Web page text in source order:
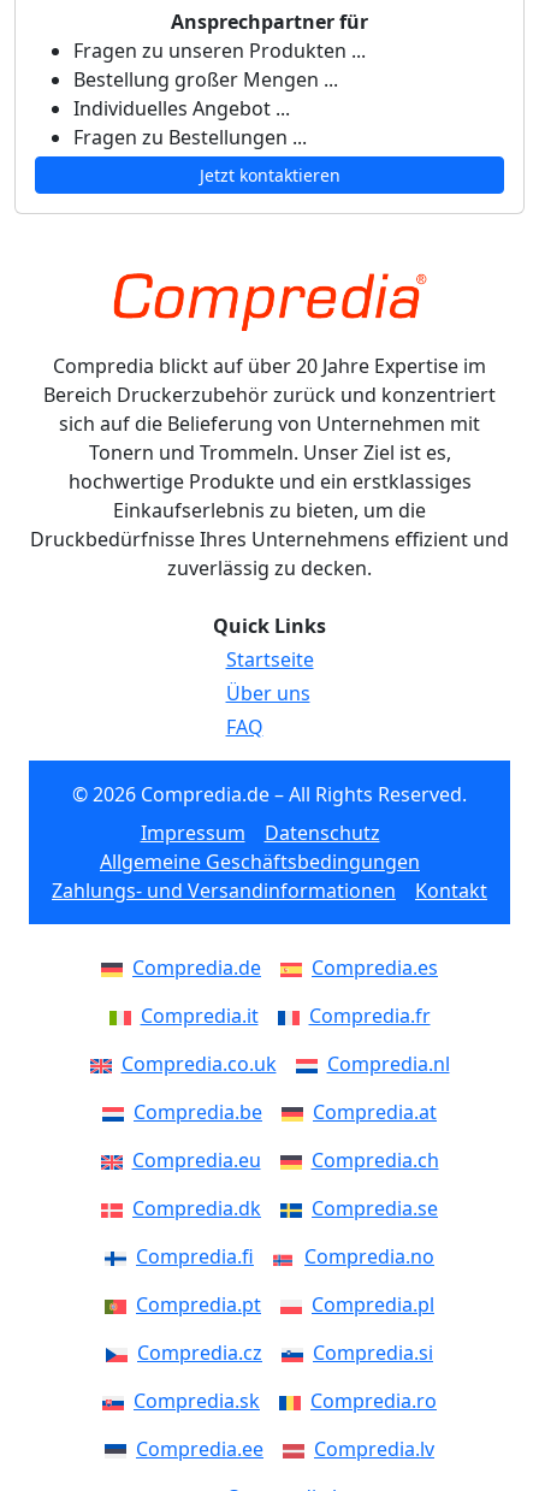
Ansprechpartner für
Fragen zu unseren Produkten ...
Bestellung großer Mengen ...
Individuelles Angebot ...
Fragen zu Bestellungen ...
Jetzt kontaktieren
Compredia blickt auf über 20 Jahre Expertise im
Bereich Druckerzubehör zurück und konzentriert
sich auf die Belieferung von Unternehmen mit
Tonern und Trommeln. Unser Ziel ist es,
hochwertige Produkte und ein erstklassiges
Einkaufserlebnis zu bieten, um die
Druckbedürfnisse Ihres Unternehmens effizient und
zuverlässig zu decken.
Quick Links
Startseite
Über uns
FAQ
© 2026 Compredia.de – All Rights Reserved.
Impressum
Datenschutz
Allgemeine Geschäftsbedingungen
Zahlungs- und Versandinformationen
Kontakt
Compredia.de
Compredia.es
Compredia.it
Compredia.fr
Compredia.co.uk
Compredia.nl
Compredia.be
Compredia.at
Compredia.eu
Compredia.ch
Compredia.dk
Compredia.se
Compredia.fi
Compredia.no
Compredia.pt
Compredia.pl
Compredia.cz
Compredia.si
Compredia.sk
Compredia.ro
Compredia.ee
Compredia.lv